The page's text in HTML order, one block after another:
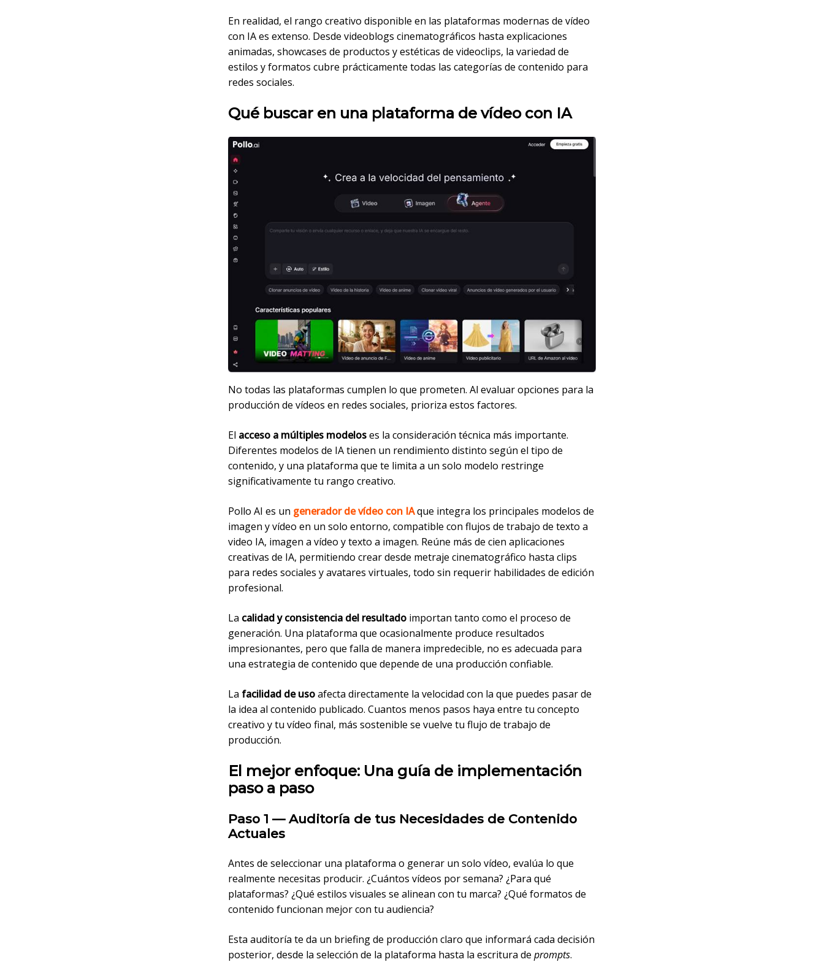
En realidad, el rango creativo disponible en las plataformas modernas de vídeo
con IA es extenso. Desde videoblogs cinematográficos hasta explicaciones
animadas, showcases de productos y estéticas de videoclips, la variedad de
estilos y formatos cubre prácticamente todas las categorías de contenido para
redes sociales.
Qué buscar en una plataforma de vídeo con IA
No todas las plataformas cumplen lo que prometen. Al evaluar opciones para la
producción de vídeos en redes sociales, prioriza estos factores.
El acceso a múltiples modeloses la consideración técnica más importante.
Diferentes modelos de IA tienen un rendimiento distinto según el tipo de
contenido, y una plataforma que te limita a un solo modelo restringe
significativamente tu rango creativo.
Pollo AI es un generador de vídeo con IAque integra los principales modelos de
imagen y vídeo en un solo entorno, compatible con flujos de trabajo de texto a
video IA, imagen a vídeo y texto a imagen. Reúne más de cien aplicaciones
creativas de IA, permitiendo crear desde metraje cinematográfico hasta clips
para redes sociales y avatares virtuales, todo sin requerir habilidades de edición
profesional.
La calidad y consistencia del resultado importan tanto como el proceso de
generación. Una plataforma que ocasionalmente produce resultados
impresionantes, pero que falla de manera impredecible, no es adecuada para
una estrategia de contenido que depende de una producción confiable.
La facilidad de usoafecta directamente la velocidad con la que puedes pasar de
la idea al contenido publicado. Cuantos menos pasos haya entre tu concepto
creativo y tu vídeo final, más sostenible se vuelve tu flujo de trabajo de
producción.
El mejor enfoque: Una guía de implementación
paso a paso
Paso 1 — Auditoría de tus Necesidades de Contenido
Actuales
Antes de seleccionar una plataforma o generar un solo vídeo, evalúa lo que
realmente necesitas producir. ¿Cuántos vídeos por semana? ¿Para qué
plataformas? ¿Qué estilos visuales se alinean con tu marca? ¿Qué formatos de
contenido funcionan mejor con tu audiencia?
Esta auditoría te da un briefing de producción claro que informará cada decisión
posterior, desde la selección de la plataforma hasta la escritura de prompts.